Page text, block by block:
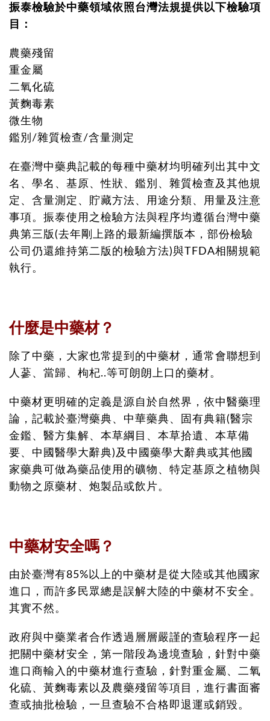
振泰檢驗於中藥領域依照台灣法規提供以下檢驗項
目：
農藥殘留
重金屬
二氧化硫
黃麴毒素
微生物
鑑別/雜質檢查/含量測定
在臺灣中藥典記載的每種中藥材均明確列出其中文
名、學名、基原、性狀、鑑別、雜質檢查及其他規
定、含量測定、貯藏方法、用途分類、用量及注意
事項。振泰使用之檢驗方法與程序均遵循台灣中藥
典第三版(去年剛上路的最新編撰版本，部份檢驗
公司仍還維持第二版的檢驗方法)與TFDA相關規範
執行。
什麼是中藥材？
除了中藥，大家也常提到的中藥材，通常會聯想到
人蔘、當歸、枸杞..等可朗朗上口的藥材。
中藥材更明確的定義是源自於自然界，依中醫藥理
論，記載於臺灣藥典、中華藥典、固有典籍(醫宗
金鑑、醫方集解、本草綱目、本草拾遺、本草備
要、中國醫學大辭典)及中國藥學大辭典或其他國
家藥典可做為藥品使用的礦物、特定基原之植物與
動物之原藥材、炮製品或飲片。
中藥材安全嗎？
由於臺灣有85%以上的中藥材是從大陸或其他國家
進口，而許多民眾總是誤解大陸的中藥材不安全。
其實不然。
政府與中藥業者合作透過層層嚴謹的查驗程序一起
把關中藥材安全，第一階段為邊境查驗，針對中藥
進口商輸入的中藥材進行查驗，針對重金屬、二氧
化硫、黃麴毒素以及農藥殘留等項目，進行書面審
查或抽批檢驗，一旦查驗不合格即退運或銷毀。